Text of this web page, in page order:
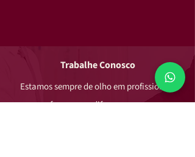
Trabalhe Conosco
Estamos sempre de olho em profissionais
para fazermos a diferença em nossa